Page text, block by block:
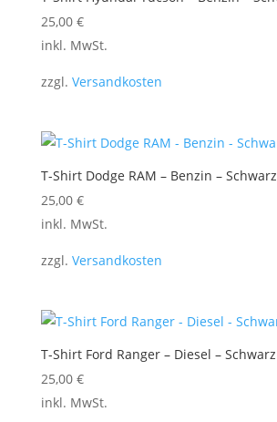
Die
Optionen
können
auf
gewählt
werden
25,00 €
Dieses
weist
Varianten
Die
Optionen
können
auf
gewählt
werden
inkl. MwSt.
zzgl. Versandkosten
T-Shirt Dodge RAM – Benzin – Schwarz
25,00 €
Dieses
weist
Varianten
Die
Optionen
können
inkl. MwSt.
zzgl. Versandkosten
T-Shirt Ford Ranger – Diesel – Schwarz
25,00 €
Dieses
inkl. MwSt.